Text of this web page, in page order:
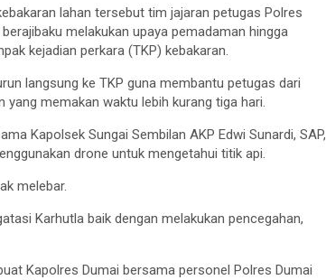
lahan tersebut tim jajaran petugas Polres
melakukan upaya pemadaman hingga
kejadian perkara (TKP) kebakaran.
langsung ke TKP guna membantu petugas dari
yang memakan waktu lebih kurang tiga hari.
Kapolsek Sungai Sembilan AKP Edwi Sunardi, SAP,
drone untuk mengetahui titik api.
melebar.
Karhutla baik dengan melakukan pencegahan,
Kapolres Dumai bersama personel Polres Dumai